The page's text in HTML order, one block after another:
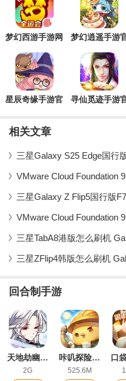
梦幻西游手游网
梦幻逍遥手游
星辰奇缘手游官
寻仙觅迹手游
相关文章
三星Galaxy S25 Edge国行
VMware Cloud Foundation
三星Galaxy Z Flip5国行版
VMware Cloud Foundation
三星TabA8港版怎么刷机
三星ZFlip4韩版怎么刷机
回合制手游
天地劫幽城再临手游最新版
2G
咔叽探险队官方版
525.6M